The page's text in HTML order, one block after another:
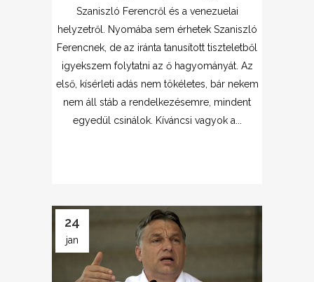
Szaniszló Ferencről és a venezuelai
helyzetről. Nyomába sem érhetek Szaniszló
Ferencnek, de az iránta tanusított tiszteletből
igyekszem folytatni az ő hagyományát. Az
első, kísérleti adás nem tökéletes, bár nekem
nem áll stáb a rendelkezésemre, mindent
egyedül csinálok. Kíváncsi vagyok a...
24
jan